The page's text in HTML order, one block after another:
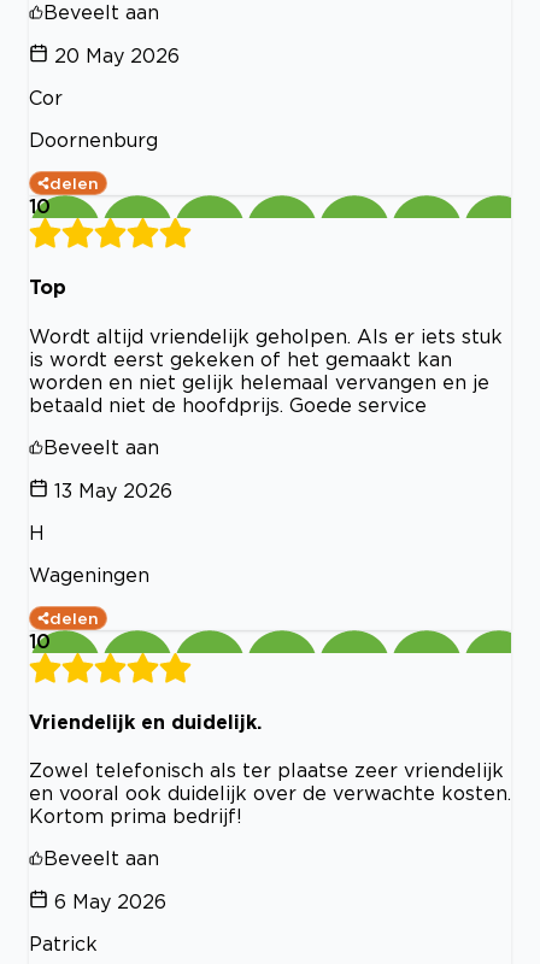
Beveelt aan
20 May 2026
Cor
Doornenburg
delen
10
Top
Wordt altijd vriendelijk geholpen. Als er iets stuk
is wordt eerst gekeken of het gemaakt kan
worden en niet gelijk helemaal vervangen en je
betaald niet de hoofdprijs. Goede service
Beveelt aan
13 May 2026
H
Wageningen
delen
10
Vriendelijk en duidelijk.
Zowel telefonisch als ter plaatse zeer vriendelijk
en vooral ook duidelijk over de verwachte kosten.
Kortom prima bedrijf!
Beveelt aan
6 May 2026
Patrick